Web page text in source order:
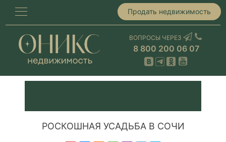
Продать недвижимость
ВОПРОСЫ ЧЕРЕЗ
8 800 200 06 07
РОСКОШНАЯ УСАДЬБА В СОЧИ